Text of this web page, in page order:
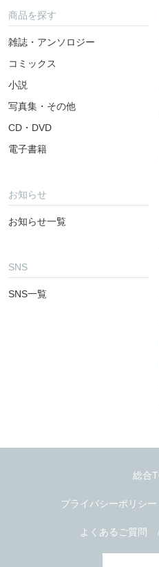
商品を探す
雑誌・アンソロジー
コミックス
小説
写真集・その他
CD・DVD
電子書籍
お知らせ
お知らせ一覧
SNS
SNS一覧
総合
プライバシーポリシー
よくあるご質問